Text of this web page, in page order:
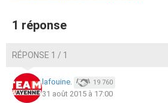
1 réponse
RÉPONSE 1 / 1
lafouine. 19 760
31 août 2015 à 17:00